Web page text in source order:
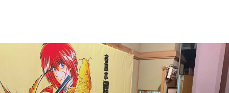
お知らせ
イベント・グッズ
YouTube
会社情報